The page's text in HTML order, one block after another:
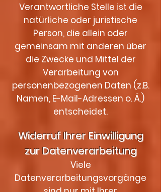
Verantwortliche Stelle ist die
natürliche oder juristische
Person, die allein oder
gemeinsam mit anderen über
die Zwecke und Mittel der
Verarbeitung von
personenbezogenen Daten (z.B.
Namen, E-Mail-Adressen o. Ä.)
entscheidet.
Widerruf Ihrer Einwilligung
zur Datenverarbeitung
Viele
Datenverarbeitungsvorgänge